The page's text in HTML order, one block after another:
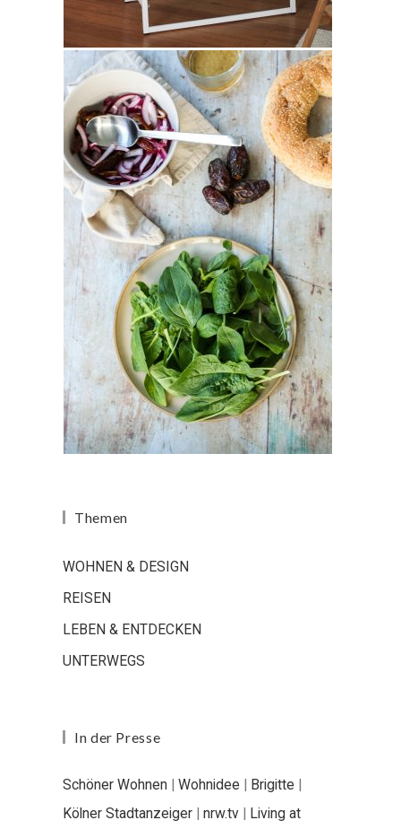
Themen
WOHNEN & DESIGN
REISEN
LEBEN & ENTDECKEN
UNTERWEGS
In der Presse
Schöner Wohnen | Wohnidee | Brigitte |
Kölner Stadtanzeiger | nrw.tv | Living at